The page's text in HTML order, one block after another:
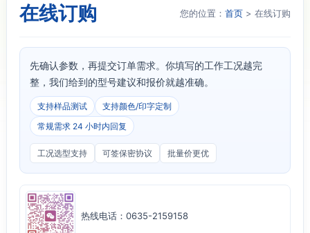
在线订购 您的位置：首页 > 在线订购
先确认参数，再提交订单需求。你填写的工作工况越完
整，我们给到的型号建议和报价就越准确。
支持样品测试
支持颜色/印字定制
常规需求 24 小时内回复
工况选型支持 可签保密协议 批量价更优
热线电话：0635-2159158